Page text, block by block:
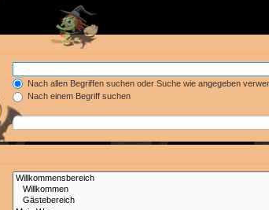
Nach allen Begriffen suchen oder Suche wie angegeben
Nach einem Begriff suchen